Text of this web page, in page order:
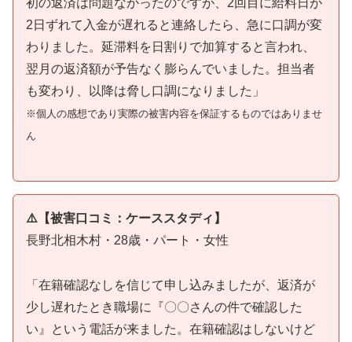
2日ずれて入金が遅れると連絡したら、急に口調が変
わりました。延滞料を日割りで加算すると言われ、
翌月の返済額が予告なく膨らんでいました。担当者
も変わり、以降は脅し口調になりました」
※個人の感想であり実際の被害内容を保証するものではありませ
ん
⚠️【被害口コミ：ケーススタディ】
長野北相木村・28歳・パート・女性
「在籍確認なしを信じて申し込みましたが、返済が
少し遅れたとき職場に『〇〇さんの件で確認した
い』という電話が来ました。在籍確認はしないけど